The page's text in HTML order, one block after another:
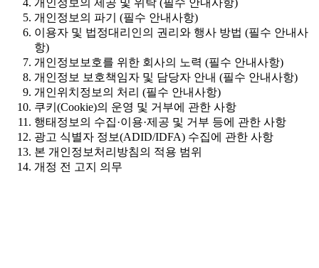
개인정보의 파기 (필수 안내사항)
이용자 및 법정대리인의 권리와 행사 방법 (필수 안내사
항)
개인정보보호를 위한 회사의 노력 (필수 안내사항)
개인정보 보호책임자 및 담당자 안내 (필수 안내사항)
개인위치정보의 처리 (필수 안내사항)
쿠키(Cookie)의 운영 및 거부에 관한 사항
행태정보의 수집·이용·제공 및 거부 등에 관한 사항
광고 식별자 정보(ADID/IDFA) 수집에 관한 사항
본 개인정보처리방침의 적용 범위
개정 전 고지 의무